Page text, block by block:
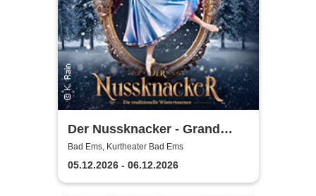
Der Nussknacker - Grand
Classic Ballet - Die
traditionelle Wintertournee
Bad Ems, Kurtheater Bad Ems
05.12.2026 - 06.12.2026